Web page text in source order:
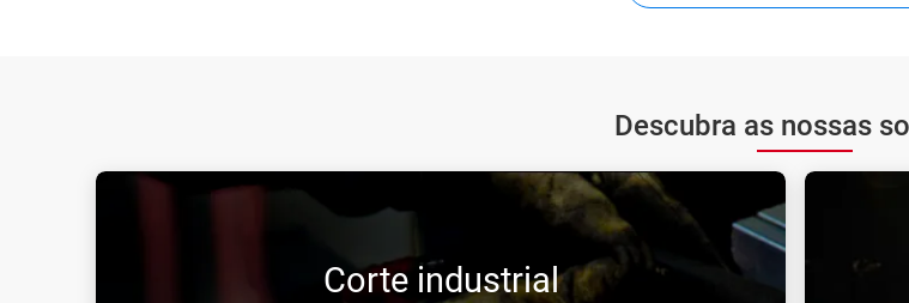
Descubra as nossas
Corte industrial